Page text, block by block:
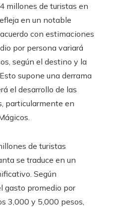
millones de turistas en
en un notable
con estimaciones
por persona variará
según el destino y la
supone una derrama
el desarrollo de las
particularmente en
de turistas
se traduce en un
Según
gasto promedio por
3,000 y 5,000 pesos,